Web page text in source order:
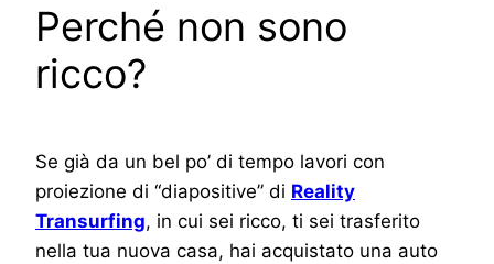
Perché non sono
ricco?
Se già da un bel po’ di tempo lavori con
proiezione di “diapositive” di Reality
Transurfing, in cui sei ricco, ti sei trasferito
nella tua nuova casa, hai acquistato una auto